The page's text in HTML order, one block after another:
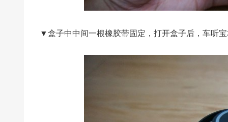
▼盒子中中间一根橡胶带固定，打开盒子后，车听